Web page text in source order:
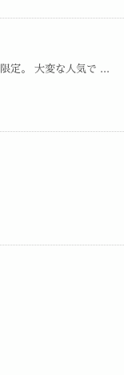
定。 大変な人気で ...